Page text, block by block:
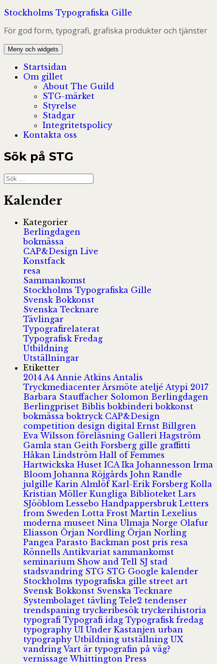
Hoppa
innehåll
Stockholms Typografiska Gille
För god form, typografi, grafiska produkter och tjänster
Meny och widgets
Startsidan
Om gillet
About The Guild
STG-märket
Styrelse
Stadgar
Integritetspolicy
Kontakta oss
Sök på STG
Sök
efter:
Kalender
Kategorier
Berlingdagen
bokmässa
CAP&Design Live
Konstfack
resa
Sammankomst
Stockholms Typografiska Gille
Svensk Bokkonst
Svenska Tecknare
Tävlingar
Typografirelaterat
Typografisk Fredag
Utbildning
Utställningar
Etiketter
2014 A4 Annie Atkins Antalis
Tryckmediacenter Årsmöte ateljé Atypi 2017
Barbara Stauffacher Solomon Berlingdagen
Berlingpriset Biblisbokbinderibokkonst
bokmässaboktryck CAP&Design
competition design digital Ernst Billgren
Eva Wilsson föreläsning Galleri Hagström
Gamla stan Geith Forsberg gille graffitti
Håkan Lindström Hall of Femmes
Hartwickska Huset ICA Ika Johannesson Irma
Bloom Johanna Röjgårds John Randle
julgille Karin Almlöf Karl-Erik Forsberg Kolla
Kristian Möller Kungliga Biblioteket Lars
SJööblom Lessebo Handpappersbruk Letters
from Sweden Lotta Frost Martin Lexelius
moderna museet Nina Ulmaja Norge Olafur
Eliasson Örjan Nordling Örjan Norling
Pangea Parasto Backman post pris resa
Rönnells Antikvariat sammankomst
seminarium Show and Tell SJ stad
stadsvandring STG STG Google kalender
Stockholms typografiska gille street art
Svensk Bokkonst Svenska Tecknare
Systembolaget tävling Tele2 tendenser
trendspaning tryckeribesök tryckerihistoria
typografi Typografi idag Typografisk fredag
typography UI Under Kastanjen urban
typography Utbildning utställning UX
vandring Vart är typografin på väg?
vernissage Whittington Press